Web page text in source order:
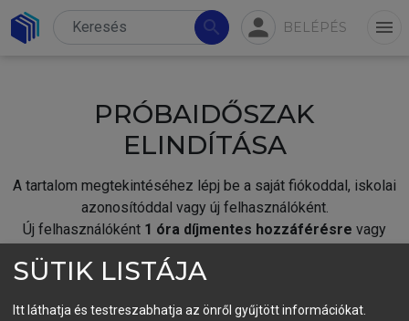
search person BELÉPÉS menu
PRÓBAIDŐSZAK
ELINDÍTÁSA
A tartalom megtekintéséhez lépj be a saját fiókoddal, iskolai
azonosítóddal vagy új felhasználóként.
Új felhasználóként 1 óra díjmentes hozzáférésre vagy
fiókoddal,vagy hozz létre új fiókot.
SÜTIK LISTÁJA
Itt láthatja és testreszabhatja az önről gyűjtött információkat.